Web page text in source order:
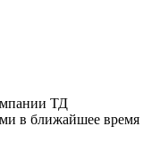
ТД
в ближайшее время